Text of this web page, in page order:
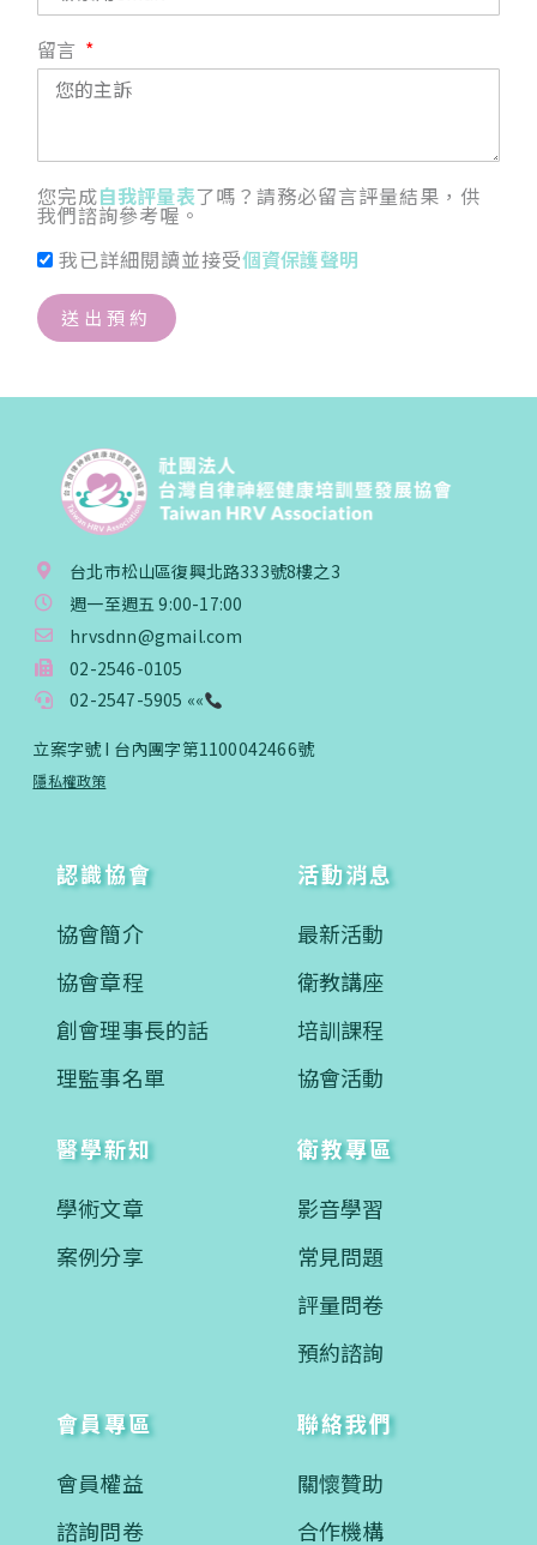
留言
您完成自我評量表了嗎？請務必留言評量結果，供
我們諮詢參考喔。
我已詳細閱讀並接受個資保護聲明
送出預約
台北市松山區復興北路333號8樓之3
週一至週五 9:00-17:00
hrvsdnn@gmail.com
02-2546-0105
02-2547-5905 ««
立案字號 I 台內團字第1100042466號
隱私權政策
認識協會
協會簡介
協會章程
創會理事長的話
理監事名單
活動消息
最新活動
衛教講座
培訓課程
協會活動
醫學新知
學術文章
案例分享
衛教專區
影音學習
常見問題
評量問卷
預約諮詢
會員專區
會員權益
諮詢問卷
聯絡我們
關懷贊助
合作機構